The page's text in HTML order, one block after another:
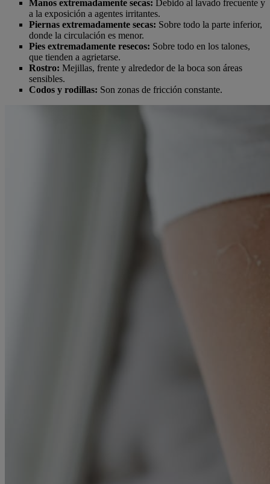
Manos extremadamente secas: Debido al lavado frecuente y
a la exposición a agentes irritantes.
Piernas extremadamente secas: Sobre todo la parte inferior,
donde la circulación es menor.
Pies extremadamente resecos: Sobre todo en los talones,
que tienden a agrietarse.
Rostro: Mejillas, frente y alrededor de la boca son áreas
sensibles.
Codos y rodillas: Son zonas de fricción constante.